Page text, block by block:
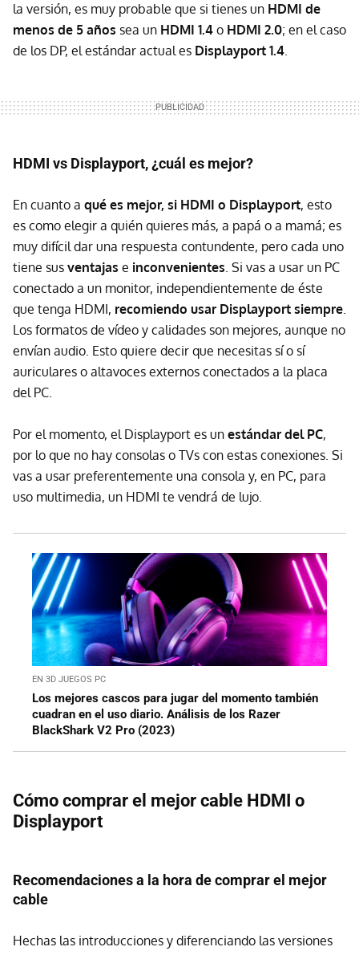
la versión, es muy probable que si tienes un HDMI de
menos de 5 años sea un HDMI 1.4 o HDMI 2.0; en el caso
de los DP, el estándar actual es Displayport 1.4.
HDMI vs Displayport, ¿cuál es mejor?
En cuanto a qué es mejor, si HDMI o Displayport, esto
es como elegir a quién quieres más, a papá o a mamá; es
muy difícil dar una respuesta contundente, pero cada uno
tiene sus ventajas e inconvenientes. Si vas a usar un PC
conectado a un monitor, independientemente de éste
que tenga HDMI, recomiendo usar Displayport siempre.
Los formatos de vídeo y calidades son mejores, aunque no
envían audio. Esto quiere decir que necesitas sí o sí
auriculares o altavoces externos conectados a la placa
del PC.
Por el momento, el Displayport es un estándar del PC,
por lo que no hay consolas o TVs con estas conexiones. Si
vas a usar preferentemente una consola y, en PC, para
uso multimedia, un HDMI te vendrá de lujo.
EN 3D JUEGOS PC
Los mejores cascos para jugar del momento también
cuadran en el uso diario. Análisis de los Razer
BlackShark V2 Pro (2023)
Cómo comprar el mejor cable HDMI o
Displayport
Recomendaciones a la hora de comprar el mejor
cable
Hechas las introducciones y diferenciando las versiones